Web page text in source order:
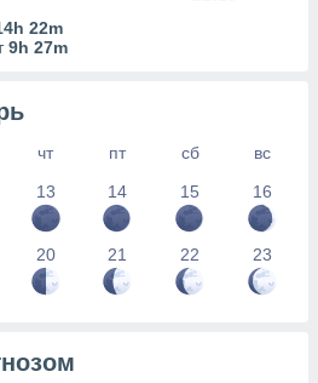
22m
9h 27m
чт пт сб
вс
13 14 15 16
20 21 22 23